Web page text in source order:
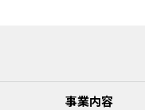
事業内容